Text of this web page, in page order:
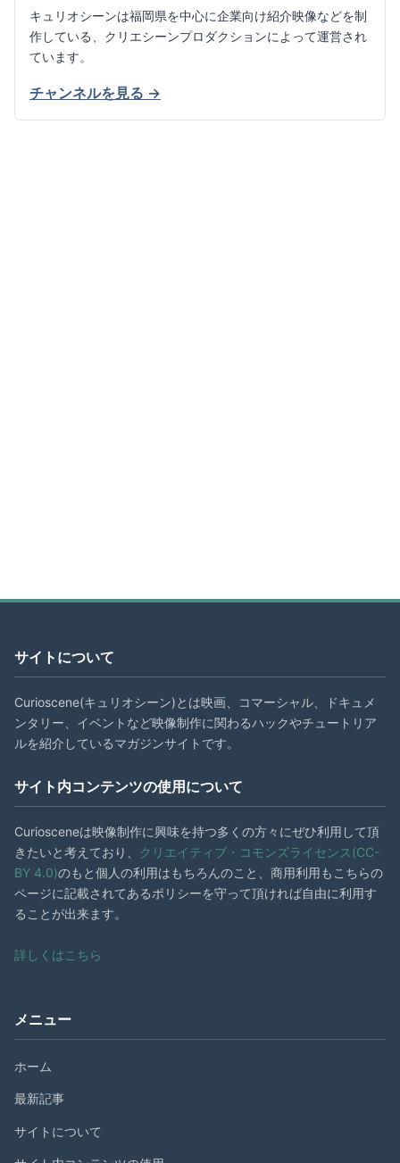
キュリオシーンは福岡県を中心に企業向け紹介映像などを制
作している、クリエシーンプロダクションによって運営され
ています。
チャンネルを見る →
サイトについて
Curioscene(キュリオシーン)とは映画、コマーシャル、ドキュメ
ンタリー、イベントなど映像制作に関わるハックやチュートリア
ルを紹介しているマガジンサイトです。
サイト内コンテンツの使用について
Curiosceneは映像制作に興味を持つ多くの方々にぜひ利用して頂
きたいと考えており、
クリエイティブ・コモンズライセンス(CC-
BY 4.0)のもと個人の利用はもちろんのこと、商用利用もこちらの
ページに記載されてあるポリシーを守って頂ければ自由に利用す
ることが出来ます。
詳しくはこちら
メニュー
ホーム
最新記事
サイトについて